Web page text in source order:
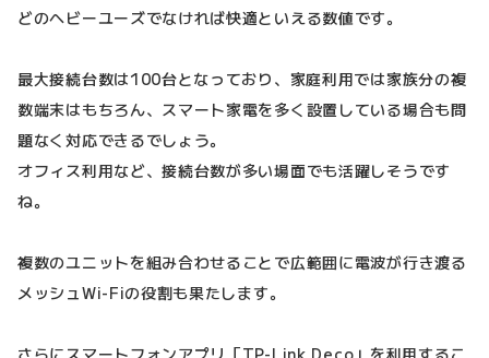
どのヘビーユーズでなければ快適といえる数値です。
最大接続台数は100台となっており、家庭利用では家族分の複
数端末はもちろん、スマート家電を多く設置している場合も問
題なく対応できるでしょう。
オフィス利用など、接続台数が多い場面でも活躍しそうです
ね。
複数のユニットを組み合わせることで広範囲に電波が行き渡る
メッシュWi-Fiの役割も果たします。